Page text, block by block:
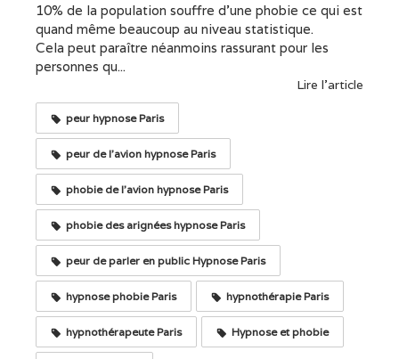
10% de la population souffre d’une phobie ce qui est
quand même beaucoup au niveau statistique.
Cela peut paraître néanmoins rassurant pour les
personnes qu...
Lire l'article
peur hypnose Paris
peur de l'avion hypnose Paris
phobie de l'avion hypnose Paris
phobie des arignées hypnose Paris
peur de parler en public Hypnose Paris
hypnose phobie Paris hypnothérapie Paris
hypnothérapeute Paris Hypnose et phobie